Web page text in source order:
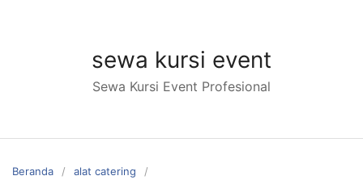
sewa kursi event
Sewa Kursi Event Profesional
Beranda
alat catering